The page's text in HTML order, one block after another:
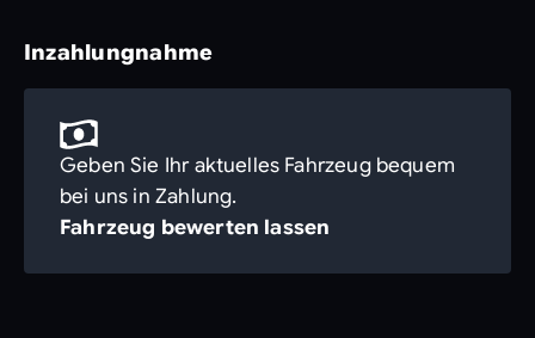
Inzahlungnahme
Geben Sie Ihr aktuelles Fahrzeug bequem
bei uns in Zahlung.
Fahrzeug bewerten lassen